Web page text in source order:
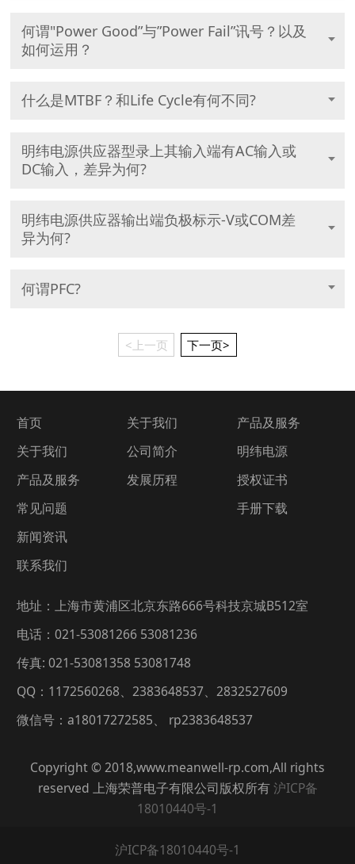
何谓"Power Good”与”Power Fail”讯号？以及
如何运用？
什么是MTBF？和Life Cycle有何不同?
明纬电源供应器型录上其输入端有AC输入或
DC输入，差异为何?
明纬电源供应器输出端负极标示-V或COM差
异为何?
何谓PFC?
<上一页 下一页>
首页
关于我们
产品及服务
常见问题
新闻资讯
联系我们
关于我们
公司简介
发展历程
产品及服务
明纬电源
授权证书
手册下载
地址：上海市黄浦区北京东路666号科技京城B512室
电话：021-53081266 53081236
传真: 021-53081358 53081748
QQ：1172560268、2383648537、2832527609
微信号：a18017272585、 rp2383648537
Copyright © 2018,www.meanwell-rp.com,All rights
reserved 上海荣普电子有限公司版权所有沪ICP备
18010440号-1
沪ICP备18010440号-1